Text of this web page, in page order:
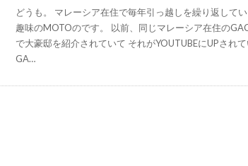
どうも。 マレーシア在住で毎年引っ越しを繰り返して
趣味のMOTOのです。 以前、同じマレーシア在住の
で大豪邸を紹介されていて それがYOUTUBEにUPされて
GA…